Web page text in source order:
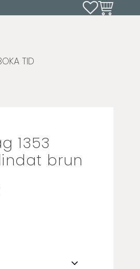
Favoriter
Kundvagn
TID
1353
brun